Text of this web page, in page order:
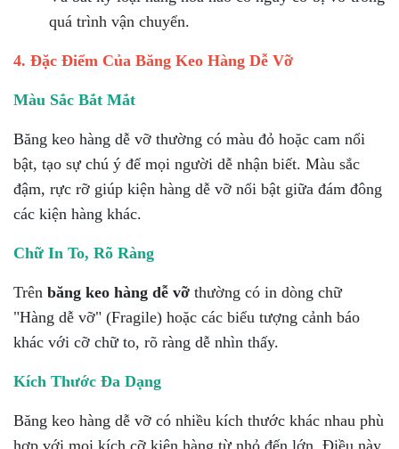
quá trình vận chuyển.
4. Đặc Điểm Của Băng Keo Hàng Dễ Vỡ
Màu Sắc Bắt Mắt
Băng keo hàng dễ vỡ thường có màu đỏ hoặc cam nổi
bật, tạo sự chú ý để mọi người dễ nhận biết. Màu sắc
đậm, rực rỡ giúp kiện hàng dễ vỡ nổi bật giữa đám đông
các kiện hàng khác.
Chữ In To, Rõ Ràng
Trên băng keo hàng dễ vỡ thường có in dòng chữ
"Hàng dễ vỡ" (Fragile) hoặc các biểu tượng cảnh báo
khác với cỡ chữ to, rõ ràng dễ nhìn thấy.
Kích Thước Đa Dạng
Băng keo hàng dễ vỡ có nhiều kích thước khác nhau phù